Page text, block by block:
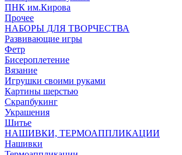
ПНК им.Кирова
Прочее
НАБОРЫ ДЛЯ ТВОРЧЕСТВА
Развивающие игры
Фетр
Бисероплетение
Вязание
Игрушки своими руками
Картины шерстью
Скрапбукинг
Украшения
Шитье
НАШИВКИ, ТЕРМОАППЛИКАЦИИ
Нашивки